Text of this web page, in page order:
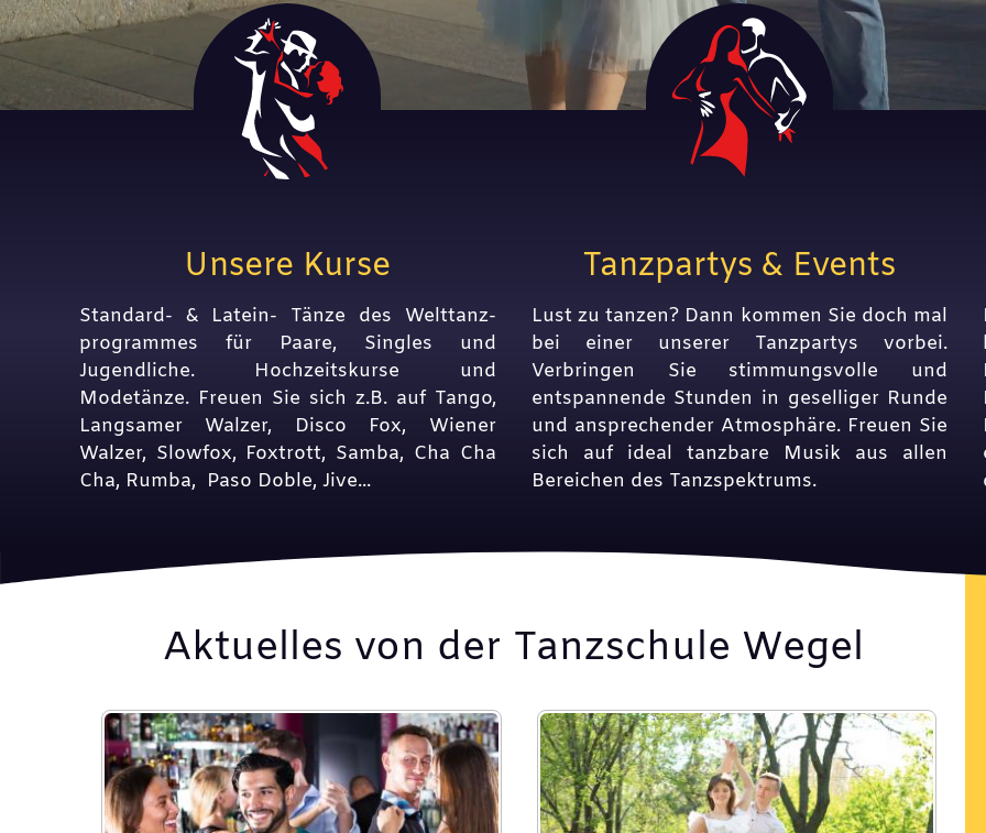
Unsere Kurse
Standard- & Latein- Tänze des Welttanz-
programmes für Paare, Singles und
Jugendliche. Hochzeitskurse und
Modetänze. Freuen Sie sich z.B. auf Tango,
Langsamer Walzer, Disco Fox, Wiener
Walzer, Slowfox, Foxtrott, Samba, Cha Cha
Cha, Rumba, Paso Doble, Jive...
Tanzpartys & Events
Lust zu tanzen? Dann kommen Sie doch mal
bei einer unserer Tanzpartys vorbei.
Verbringen Sie stimmungsvolle und
entspannende Stunden in geselliger Runde
und ansprechender Atmosphäre. Freuen Sie
sich auf ideal tanzbare Musik aus allen
Bereichen des Tanzspektrums.
Aktuelles von der Tanzschule Wegel